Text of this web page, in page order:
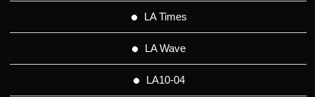
LA Times
LA Wave
LA10-04